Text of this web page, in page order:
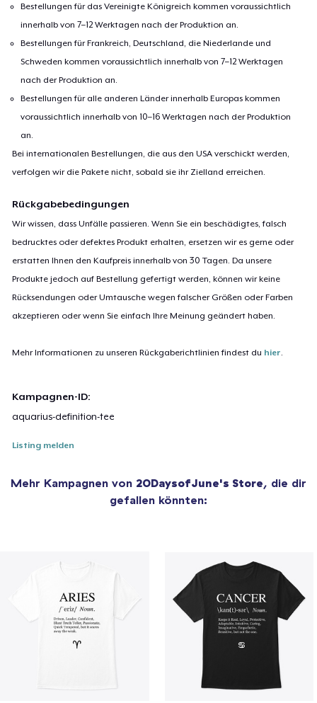
Bestellungen für das Vereinigte Königreich kommen voraussichtlich
innerhalb von 7–12 Werktagen nach der Produktion an.
Bestellungen für Frankreich, Deutschland, die Niederlande und
Schweden kommen voraussichtlich innerhalb von 7–12 Werktagen
nach der Produktion an.
Bestellungen für alle anderen Länder innerhalb Europas kommen
voraussichtlich innerhalb von 10–16 Werktagen nach der Produktion
an.
Bei internationalen Bestellungen, die aus den USA verschickt werden,
verfolgen wir die Pakete nicht, sobald sie ihr Zielland erreichen.
Rückgabebedingungen
Wir wissen, dass Unfälle passieren. Wenn Sie ein beschädigtes, falsch
bedrucktes oder defektes Produkt erhalten, ersetzen wir es gerne oder
erstatten Ihnen den Kaufpreis innerhalb von 30 Tagen. Da unsere
Produkte jedoch auf Bestellung gefertigt werden, können wir keine
Rücksendungen oder Umtausche wegen falscher Größen oder Farben
akzeptieren oder wenn Sie einfach Ihre Meinung geändert haben.
Mehr Informationen zu unseren Rückgaberichtlinien findest du hier
Kampagnen-ID:
aquarius-definition-tee
Listing melden
Mehr Kampagnen von 20DaysofJune's Store, die dir
gefallen könnten: